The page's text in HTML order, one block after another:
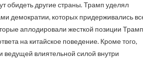
обидеть другие страны. Трамп уделял
демократии, которых придерживались
аплодировали жесткой позиции
на китайское поведение. Кроме того,
влиятельной силой внутри